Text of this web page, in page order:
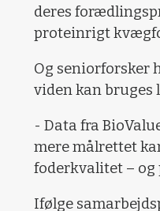
deres
proteinrigt
Og seniorforsker
viden kan bruges
- Data fra
mere målrettet
foderkvalitet –
Ifølge